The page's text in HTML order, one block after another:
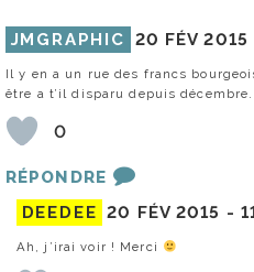
JMGRAPHIC 20 FÉV
Il y en a un rue des francs
être a t’il disparu depuis décembre.
0
RÉPONDRE
DEEDEE 20 FÉV 2015 -
Ah, j’irai voir ! Merci